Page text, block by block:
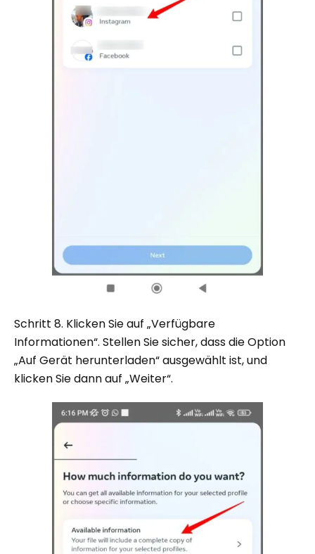
Schritt 8. Klicken Sie auf „Verfügbare
Informationen“. Stellen Sie sicher, dass die Option
„Auf Gerät herunterladen“ ausgewählt ist, und
klicken Sie dann auf „Weiter“.